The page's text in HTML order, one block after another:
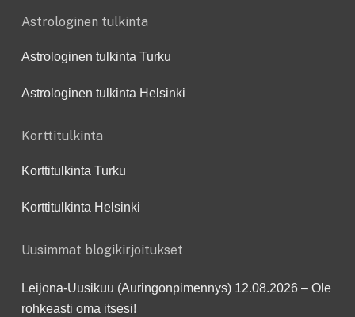
Astrologinen tulkinta
Astrologinen tulkinta Turku
Astrologinen tulkinta Helsinki
Korttitulkinta
Korttitulkinta Turku
Korttitulkinta Helsinki
Uusimmat blogikirjoitukset
Leijona-Uusikuu (Auringonpimennys) 12.08.2026 – Ole
rohkeasti oma itsesi!